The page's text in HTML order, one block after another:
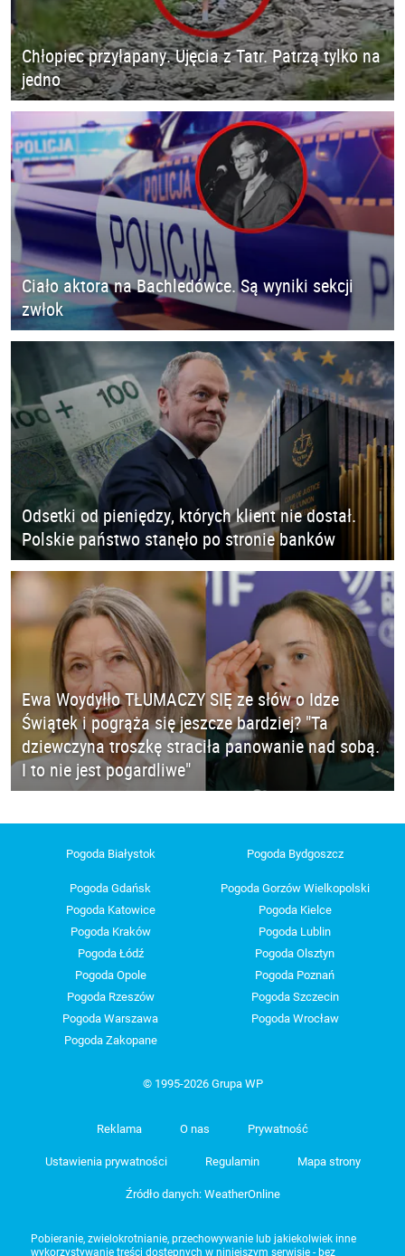
Chłopiec przyłapany. Ujęcia z Tatr. Patrzą tylko na
jedno
Ciało aktora na Bachledówce. Są wyniki sekcji
zwłok
Odsetki od pieniędzy, których klient nie dostał.
Polskie państwo stanęło po stronie banków
Ewa Woydyłło TŁUMACZY SIĘ ze słów o Idze
Świątek i pogrąża się jeszcze bardziej? "Ta
dziewczyna troszkę straciła panowanie nad sobą.
I to nie jest pogardliwe"
Pogoda Białystok Pogoda Bydgoszcz
Pogoda Gdańsk
Pogoda Gorzów Wielkopolski
Pogoda Katowice
Pogoda Kielce
Pogoda Kraków
Pogoda Lublin
Pogoda Łódź
Pogoda Olsztyn
Pogoda Opole
Pogoda Poznań
Pogoda Rzeszów
Pogoda Szczecin
Pogoda Warszawa
Pogoda Wrocław
Pogoda Zakopane
© 1995-2026 Grupa WP
Reklama O nas Prywatność
Ustawienia prywatności Regulamin Mapa strony
Źródło danych: WeatherOnline
Pobieranie, zwielokrotnianie, przechowywanie lub jakiekolwiek inne
wykorzystywanie treści dostępnych w niniejszym serwisie - bez